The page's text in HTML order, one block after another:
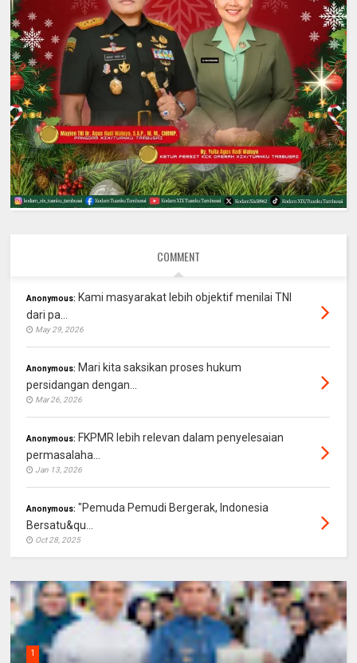
COMMENT
Anonymous: Kami masyarakat lebih objektif menilai TNI
dari pa...
May 29, 2026
Anonymous: Mari kita saksikan proses hukum
persidangan dengan...
Mar 26, 2026
Anonymous: FKPMR lebih relevan dalam penyelesaian
permasalaha...
Jan 13, 2026
Anonymous: "Pemuda Pemudi Bergerak, Indonesia
Bersatu&qu...
Oct 28, 2025
1